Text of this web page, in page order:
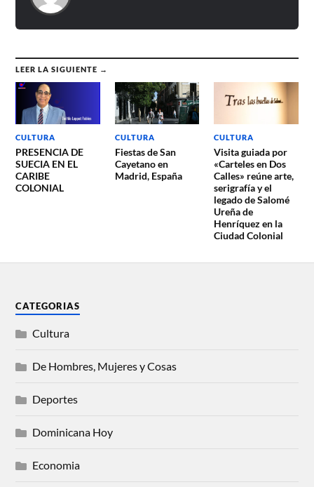
LEER LA SIGUIENTE →
CULTURA
PRESENCIA DE
SUECIA EN EL
CARIBE
COLONIAL
CULTURA
Fiestas de San
Cayetano en
Madrid, España
CULTURA
Visita guiada por
«Carteles en Dos
Calles» reúne arte,
serigrafía y el
legado de Salomé
Ureña de
Henríquez en la
Ciudad Colonial
CATEGORIAS
Cultura
De Hombres, Mujeres y Cosas
Deportes
Dominicana Hoy
Economia